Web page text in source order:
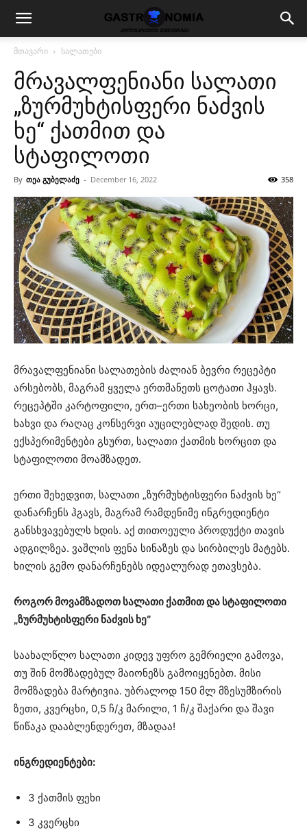
მთავარი სალათები
მრავალფენიანი სალათი
„ზურმუხტისფერი ნაძვის
ხე“ ქათმით და
სტაფილოთი
By თეა გუბელაძე - December 16, 2022 358
მრავალფენიანი სალათების ძალიან ბევრი რეცეპტი
არსებობს, მაგრამ ყველა ერთმანეთს ცოტათი ჰყავს.
რეცეპტში კარტოფილი, ერთ–ერთი სახეობის ხორცი,
ხახვი და რაღაც კონსერვი აუცილებლად შედის. თუ
ექსპერიმენტები გსურთ, სალათი ქათმის ხორცით და
სტაფილოთი მოამზადეთ.
ერთი შეხედვით, სალათი „ზურმუხტისფერი ნაძვის ხე“
დანარჩენს ჰგავს, მაგრამ რამდენიმე ინგრედიენტი
განსხვავებულს ხდის. აქ თითოეული პროდუქტი თავის
ადგილზეა. ვაშლის ფენა სინაზეს და სირბილეს მატებს.
ხილის გემო დანარჩენებს იდეალურად ეთავსება.
როგორ მოვამზადოთ სალათი ქათმით და სტაფილოთი
„ზურმუხტისფერი ნაძვის ხე“
საახალწლო სალათი კიდევ უფრო გემრიელი გამოვა,
თუ შინ მომზადებულ მაიონეზს გამოიყენებთ. მისი
მომზადება მარტივია. უბრალოდ 150 მლ მზესუმზირის
ზეთი, კვერცხი, 0,5 ჩ/კ მარილი, 1 ჩ/კ შაქარი და შავი
წიწაკა დააბლენდერეთ, მზადაა!
ინგრედიენტები:
3 ქათმის ფეხი
3 კვერცხი